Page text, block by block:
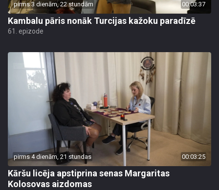
pirms 3 dienām, 22 stundām 00:03:37
Kambalu pāris nonāk Turcijas kažoku paradīzē
61. epizode
pirms 4 dienām, 21 stundas 00:03:25
Kāršu licēja apstiprina senas Margaritas
Kolosovas aizdomas